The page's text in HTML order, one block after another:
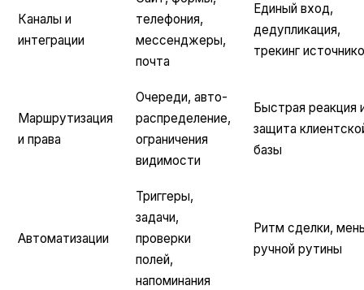
Каналы и
интеграции
телефония,
мессенджеры,
почта
Единый вход,
дедупликация,
трекинг
Маршрутизация
и права
Очереди, авто-
распределение,
ограничения
видимости
Быстрая реакция
защита
базы
Автоматизации
Триггеры,
задачи,
проверки
полей,
напоминания
Ритм сделки,
ручной рутины